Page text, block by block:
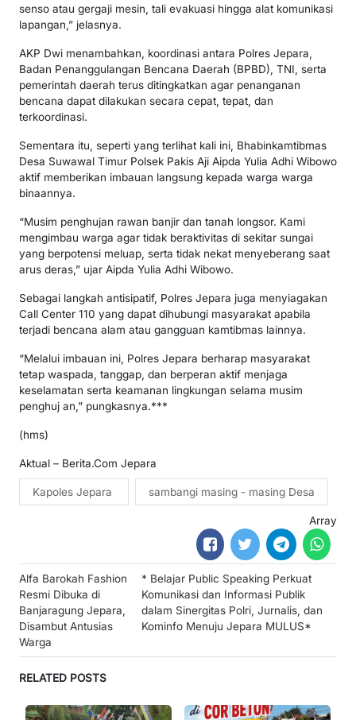
senso atau gergaji mesin, tali evakuasi hingga alat komunikasi
lapangan,” jelasnya.
AKP Dwi menambahkan, koordinasi antara Polres Jepara,
Badan Penanggulangan Bencana Daerah (BPBD), TNI, serta
pemerintah daerah terus ditingkatkan agar penanganan
bencana dapat dilakukan secara cepat, tepat, dan
terkoordinasi.
Sementara itu, seperti yang terlihat kali ini, Bhabinkamtibmas
Desa Suwawal Timur Polsek Pakis Aji Aipda Yulia Adhi Wibowo
aktif memberikan imbauan langsung kepada warga warga
binaannya.
“Musim penghujan rawan banjir dan tanah longsor. Kami
mengimbau warga agar tidak beraktivitas di sekitar sungai
yang berpotensi meluap, serta tidak nekat menyeberang saat
arus deras,” ujar Aipda Yulia Adhi Wibowo.
Sebagai langkah antisipatif, Polres Jepara juga menyiagakan
Call Center 110 yang dapat dihubungi masyarakat apabila
terjadi bencana alam atau gangguan kamtibmas lainnya.
“Melalui imbauan ini, Polres Jepara berharap masyarakat
tetap waspada, tanggap, dan berperan aktif menjaga
keselamatan serta keamanan lingkungan selama musim
penghuj an,” pungkasnya.***
(hms)
Aktual – Berita.Com Jepara
Kapoles Jepara sambangi masing - masing Desa
Array
Post
navigation
Alfa Barokah Fashion
Resmi Dibuka di
Banjaragung Jepara,
Disambut Antusias
Warga
* Belajar Public Speaking Perkuat
Komunikasi dan Informasi Publik
dalam Sinergitas Polri, Jurnalis, dan
Kominfo Menuju Jepara MULUS*
RELATED POSTS